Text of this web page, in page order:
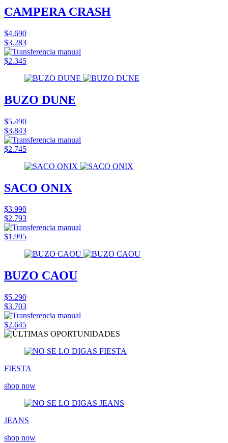
CAMPERA CRASH
$4.690
$3.283
$2.345
BUZO DUNE
$5.490
$3.843
$2.745
SACO ONIX
$3.990
$2.793
$1.995
BUZO CAOU
$5.290
$3.703
$2.645
FIESTA
shop now
JEANS
shop now